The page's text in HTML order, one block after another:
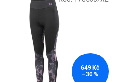
649 Kč
–30 %